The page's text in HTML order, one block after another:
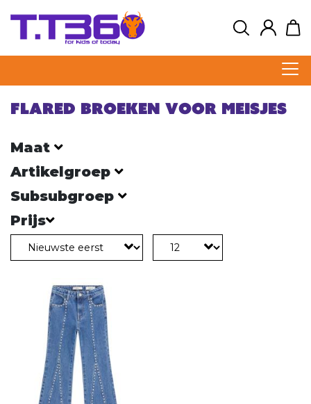
Flared broeken voor meisjes
Maat
Artikelgroep
Subsubgroep
Prijs